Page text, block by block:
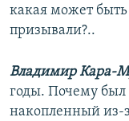
какая может
призывали?..
Владимир Кара-
годы. Почему был
накопленный из-